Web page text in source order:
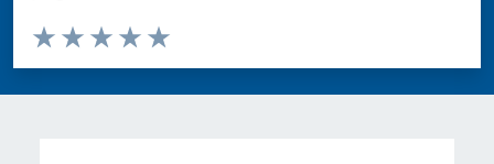
Valuta da 1 a 5 stelle la pagina
Valuta 5 stelle su 5
Valuta 4 stelle su 5
Valuta 3 stelle su 5
Valuta 2 stelle su 5
Valuta 1 stelle su 5